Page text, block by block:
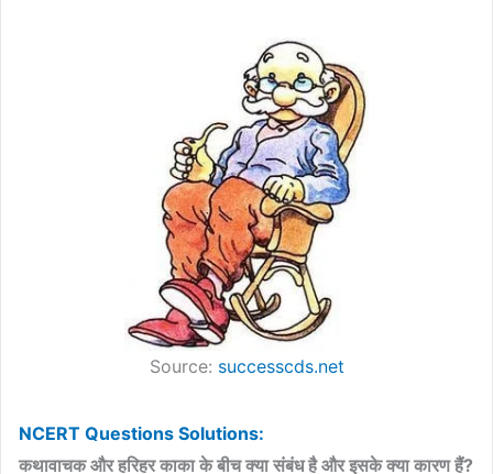
Source: successcds.net
NCERT Questions Solutions:
कथावाचक और हरिहर काका के बीच क्या संबंध है और इसके क्या कारण हैं?